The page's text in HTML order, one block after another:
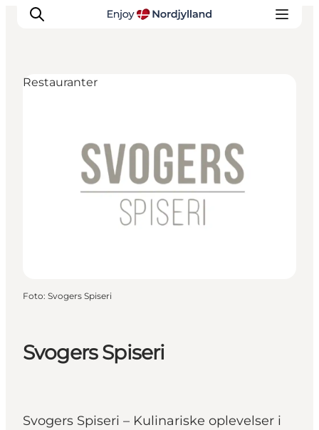
Planlæg din tur
Byer og steder
Svogers Spiseri
Svogers Spiseri – Kulinariske oplevelser i
Restauranter
Foto: Svogers Spiseri